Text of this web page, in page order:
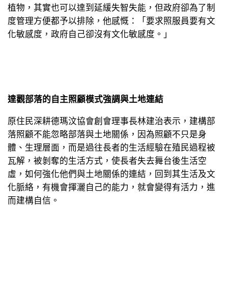
植物，其實也可以達到延緩失智失能，但政府卻為了制
度管理方便都予以排除，他感慨：「要求照服員要有文
化敏感度，政府自己卻沒有文化敏感度。」
達觀部落的自主照顧模式強調與土地連結
原住民深耕德瑪汶協會創會理事長林建治表示，建構部
落照顧不能忽略部落與土地關係，因為照顧不只是身
體、生理層面，而是過往長者的生活經驗在殖民過程被
瓦解，被剝奪的生活方式，使長者失去舞台後生活空
虛，如何強化他們與土地關係的連結，回到其生活及文
化脈絡，有機會揮灑自己的能力，就會變得有活力，進
而建構自信。